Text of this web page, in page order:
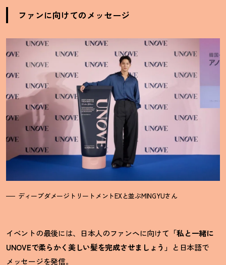
ファンに向けてのメッセージ
ディープダメージトリートメントEXと並ぶMINGYUさん
イベントの最後には、日本人のファンヘに向けて 「私と一緒に
UNOVEで柔らかく美しい髪を完成させましょう」
と日本語で
メッセージを発信。